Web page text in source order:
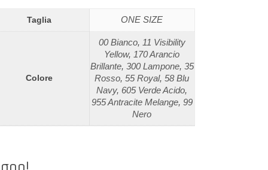
Taglia ONE SIZE
Colore
00 Bianco, 11 Visibility
Yellow, 170 Arancio
Brillante, 300 Lampone, 35
Rosso,55 Royal,58 Blu
Navy, 605 Verde Acido,
955 Antracite Melange, 99
Nero